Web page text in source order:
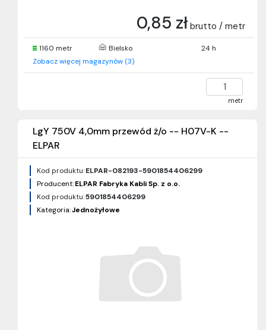
0,85 zł brutto / metr
1160 metr Bielsko
24 h
Zobacz więcej magazynów (3)
metr
LgY 750V 4,0mm przewód ż/o -- H07V-K --
ELPAR
Kod produktu:ELPAR-082193-5901854406299
Producent:ELPAR Fabryka Kabli Sp. z o.o.
Kod produktu:5901854406299
Kategoria:Jednożyłowe